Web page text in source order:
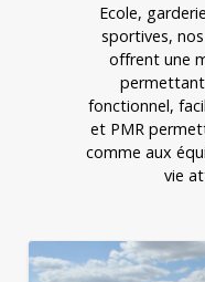
Ecole,
sportives,
offrent une
fonctionnel,
et PMR
comme aux
vie